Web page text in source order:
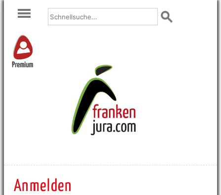
Premium
Anmelden